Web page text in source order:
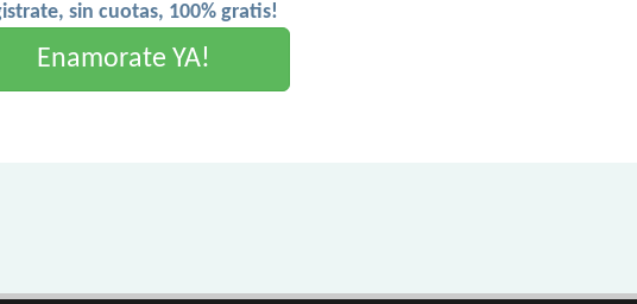
sin cuotas, 100% gratis!
Enamorate YA!